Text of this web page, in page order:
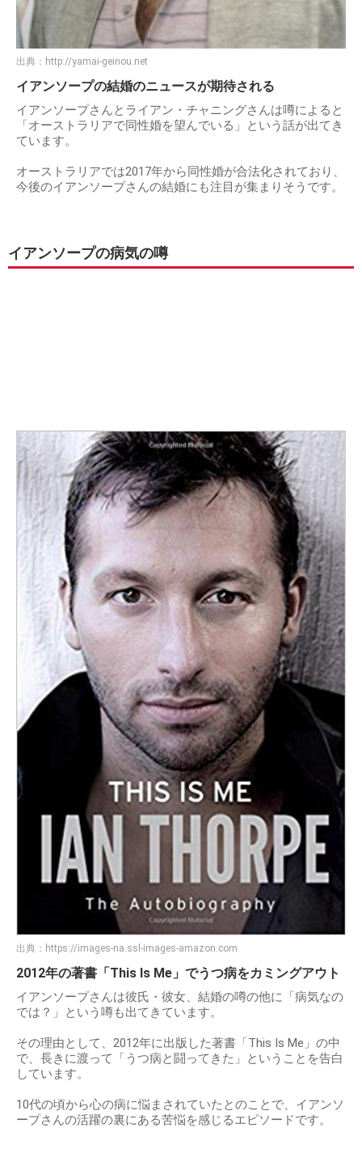
出典： http://yamai-geinou.net
イアンソープの結婚のニュースが期待される
イアンソープさんとライアン・チャニングさんは噂によると
「オーストラリアで同性婚を望んでいる」という話が出てき
ています。
オーストラリアでは2017年から同性婚が合法化されており、
今後のイアンソープさんの結婚にも注目が集まりそうです。
イアンソープの病気の噂
出典： https://images-na.ssl-images-amazon.com
2012年の著書「This Is Me」でうつ病をカミングアウト
イアンソープさんは彼氏・彼女、結婚の噂の他に「病気なの
では？」という噂も出てきています。
その理由として、2012年に出版した著書「This Is Me」の中
で、長きに渡って「うつ病と闘ってきた」ということを告白
しています。
10代の頃から心の病に悩まされていたとのことで、イアンソ
ープさんの活躍の裏にある苦悩を感じるエピソードです。